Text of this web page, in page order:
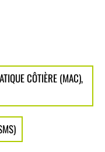
CÔTIÈRE (MAC),